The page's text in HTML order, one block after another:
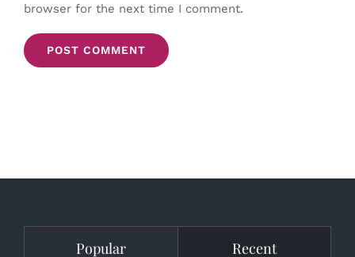
browser for the next time I comment.
Popular Recent